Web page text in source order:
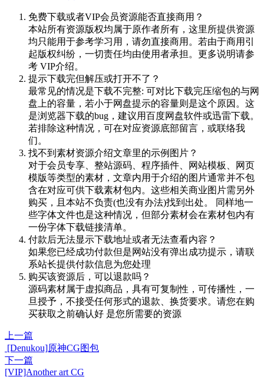
免费下载或者VIP会员资源能否直接商用？
本站所有资源版权均属于原作者所有，这里所提供资源
均只能用于参考学习用，请勿直接商用。若由于商用引
起版权纠纷，一切责任均由使用者承担。更多说明请参
考 VIP介绍。
提示下载完但解压或打开不了？
最常见的情况是下载不完整: 可对比下载完压缩包的与网
盘上的容量，若小于网盘提示的容量则是这个原因。这
是浏览器下载的bug，建议用百度网盘软件或迅雷下载。
若排除这种情况，可在对应资源底部留言，或联络我
们。
找不到素材资源介绍文章里的示例图片？
对于会员专享、整站源码、程序插件、网站模板、网页
模版等类型的素材，文章内用于介绍的图片通常并不包
含在对应可供下载素材包内。这些相关商业图片需另外
购买，且本站不负责(也没有办法)找到出处。 同样地一
些字体文件也是这种情况，但部分素材会在素材包内有
一份字体下载链接清单。
付款后无法显示下载地址或者无法查看内容？
如果您已经成功付款但是网站没有弹出成功提示，请联
系站长提供付款信息为您处理
购买该资源后，可以退款吗？
源码素材属于虚拟商品，具有可复制性，可传播性，一
旦授予，不接受任何形式的退款、换货要求。请您在购
买获取之前确认好 是您所需要的资源
上一篇
[Denukou]原神CG图包
下一篇
[VIP]Another art CG